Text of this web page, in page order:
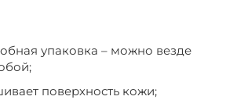
упаковка – можно везде
поверхность кожи;